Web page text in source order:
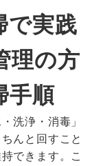
で実践
理の方
手順
洗浄・消毒」
んと回すこと
できます。こ